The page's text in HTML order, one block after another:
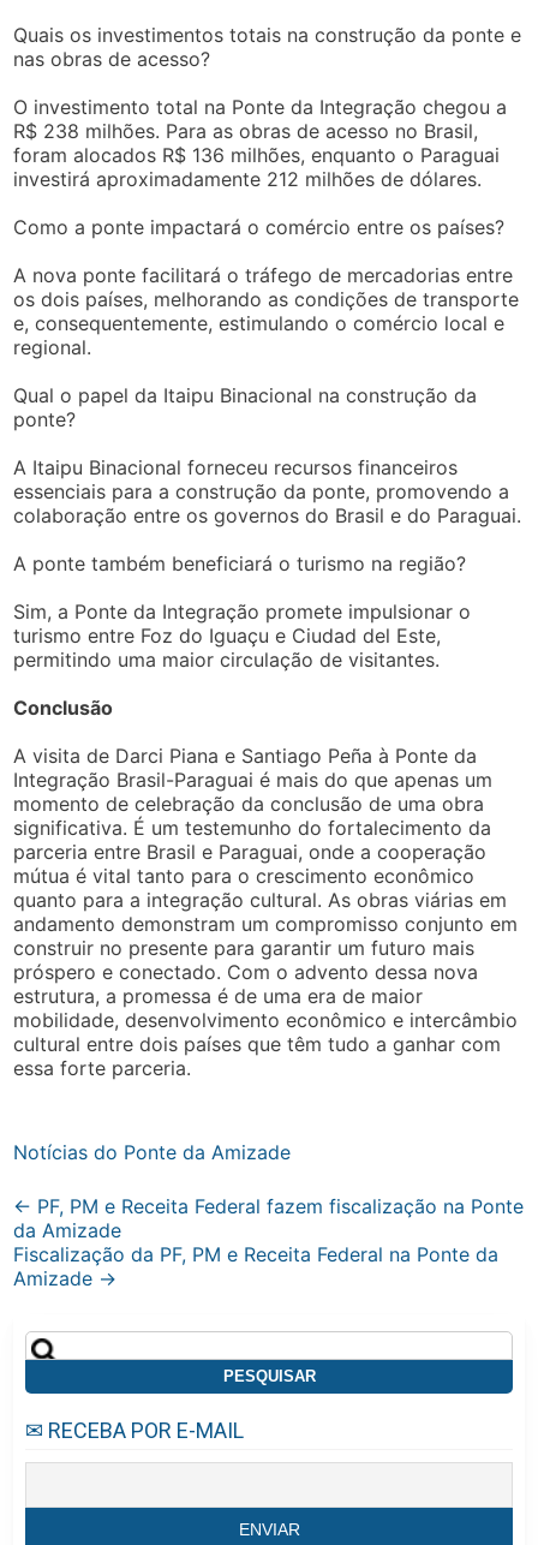
Quais os investimentos totais na construção da ponte e
nas obras de acesso?
O investimento total na Ponte da Integração chegou a
R$ 238 milhões. Para as obras de acesso no Brasil,
foram alocados R$ 136 milhões, enquanto o Paraguai
investirá aproximadamente 212 milhões de dólares.
Como a ponte impactará o comércio entre os países?
A nova ponte facilitará o tráfego de mercadorias entre
os dois países, melhorando as condições de transporte
e, consequentemente, estimulando o comércio local e
regional.
Qual o papel da Itaipu Binacional na construção da
ponte?
A Itaipu Binacional forneceu recursos financeiros
essenciais para a construção da ponte, promovendo a
colaboração entre os governos do Brasil e do Paraguai.
A ponte também beneficiará o turismo na região?
Sim, a Ponte da Integração promete impulsionar o
turismo entre Foz do Iguaçu e Ciudad del Este,
permitindo uma maior circulação de visitantes.
Conclusão
A visita de Darci Piana e Santiago Peña à Ponte da
Integração Brasil-Paraguai é mais do que apenas um
momento de celebração da conclusão de uma obra
significativa. É um testemunho do fortalecimento da
parceria entre Brasil e Paraguai, onde a cooperação
mútua é vital tanto para o crescimento econômico
quanto para a integração cultural. As obras viárias em
andamento demonstram um compromisso conjunto em
construir no presente para garantir um futuro mais
próspero e conectado. Com o advento dessa nova
estrutura, a promessa é de uma era de maior
mobilidade, desenvolvimento econômico e intercâmbio
cultural entre dois países que têm tudo a ganhar com
essa forte parceria.
Notícias do Ponte da Amizade
Post
navigation
← PF, PM e Receita Federal fazem fiscalização na Ponte
da Amizade
Fiscalização da PF, PM e Receita Federal na Ponte da
Amizade →
Pesquisar
por:
✉ RECEBA POR E-MAIL